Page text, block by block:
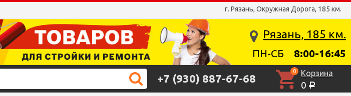
г. Рязань, Окружная Дорога, 185 км.
Рязань, 185 км.
ПН-СБ 8:00-16:45
+7 (930) 887-67-68
0 Корзина
0 Р